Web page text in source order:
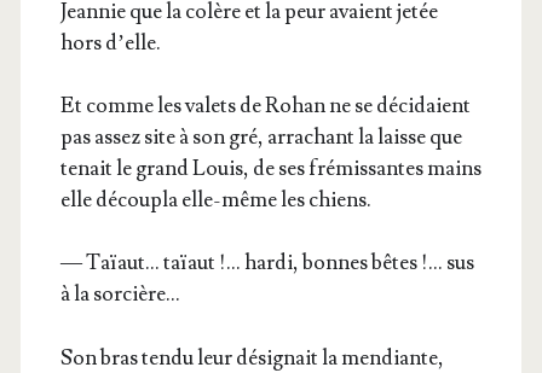
Jean­nie que la colère et la peur avaient jetée
hors d’elle.
Et comme les valets de Rohan ne se déci­daient
pas assez site à son gré, arra­chant la laisse que
tenait le grand Louis, de ses fré­mis­santes mains
elle décou­pla elle-même les chiens.
— Taïaut… taïaut !… har­di, bonnes bêtes !… sus
à la sorcière…
Son bras ten­du leur dési­gnait la men­diante,